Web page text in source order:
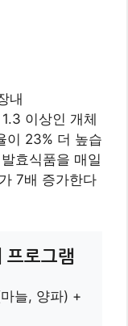
피어, 낫토)
(다크초콜
이 포만 호르
다. 아침 식사